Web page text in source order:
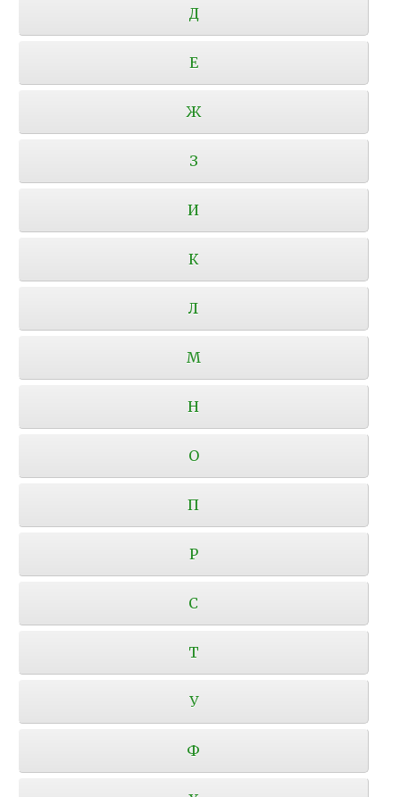
Д
Е
Ж
З
И
К
Л
М
Н
О
П
Р
С
Т
У
Ф